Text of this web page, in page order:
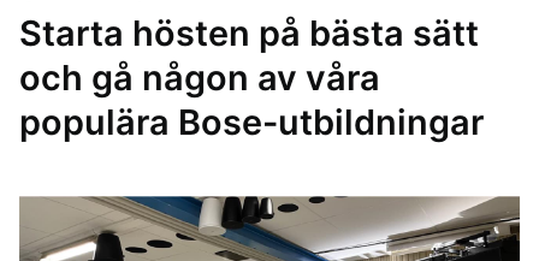
Starta hösten på bästa sätt
och gå någon av våra
populära Bose-utbildningar